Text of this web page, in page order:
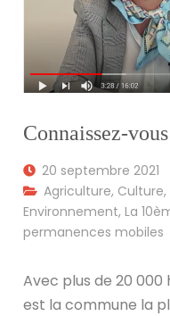
Connaissez-
20 septembre 2021
Agriculture, Culture,
Environnement,La
permanences mobiles
Avec plus de 20
est la commune la